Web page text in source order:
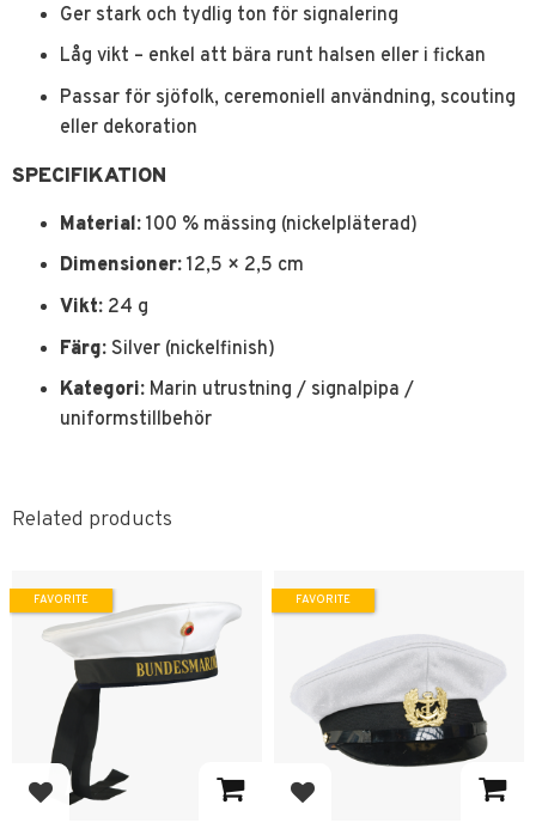
Ger stark och tydlig ton för signalering
Låg vikt – enkel att bära runt halsen eller i fickan
Passar för sjöfolk, ceremoniell användning, scouting
eller dekoration
SPECIFIKATION
Material: 100 % mässing (nickelpläterad)
Dimensioner: 12,5 × 2,5 cm
Vikt: 24 g
Färg: Silver (nickelfinish)
Kategori: Marin utrustning / signalpipa /
uniformstillbehör
Related products
Add to favorites
FAVORITE
Add to favorites
FAVORITE